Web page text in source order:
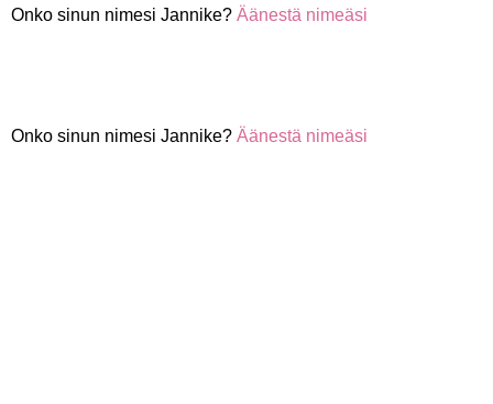
Onko sinun nimesi Jannike? Äänestä nimeäsi
Onko sinun nimesi Jannike? Äänestä nimeäsi